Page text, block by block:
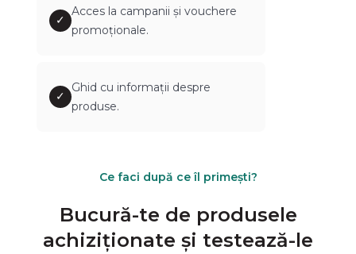
✓
Acces la campanii și vouchere
promoționale.
✓
Ghid cu informații despre
produse.
Ce faci după ce îl primești?
Bucură-te de produsele
achiziționate și testează-le